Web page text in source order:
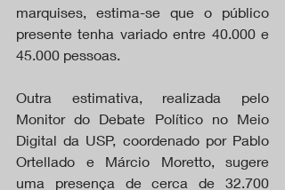
marquises, estima-se que o público
presente tenha variado entre 40.000 e
45.000 pessoas.
Outra estimativa, realizada pelo
Monitor do Debate Político no Meio
Digital da USP, coordenado por Pablo
Ortellado e Márcio Moretto, sugere
uma presença de cerca de 32.700